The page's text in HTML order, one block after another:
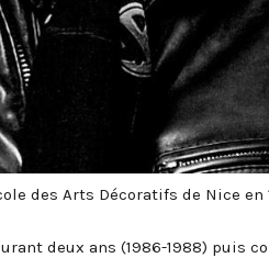
des Arts Décoratifs de Nice
deux ans (1986-1988) puis